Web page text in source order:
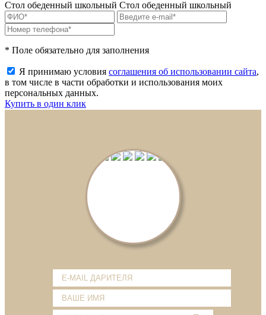
⁠Стол обеденный школьный ⁠Стол обеденный школьный
* Поле обязательно для заполнения
Я принимаю условия соглашения об использовании сайта,
в том числе в части обработки и использования моих
персональных данных.
Купить в один клик